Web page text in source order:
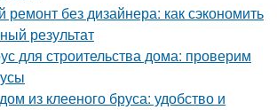
без дизайнера: как сэкономить
результат
для строительства дома: проверим
из клееного бруса: удобство и